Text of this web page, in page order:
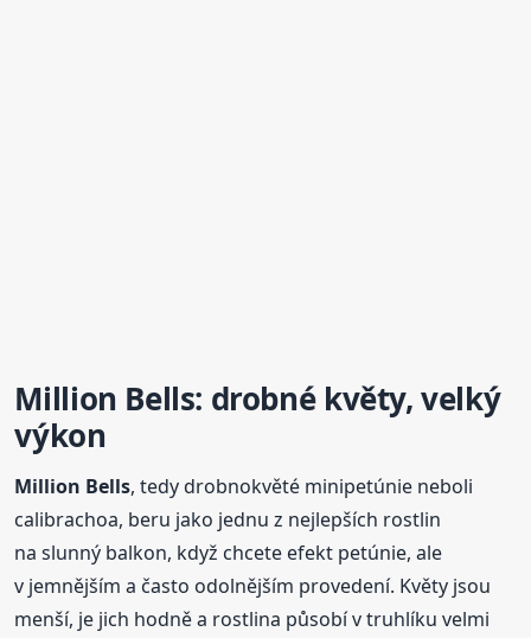
Million Bells: drobné květy, velký
výkon
Million Bells, tedy drobnokvěté minipetúnie neboli
calibrachoa, beru jako jednu z nejlepších rostlin
na slunný balkon, když chcete efekt petúnie, ale
v jemnějším a často odolnějším provedení. Květy jsou
menší, je jich hodně a rostlina působí v truhlíku velmi